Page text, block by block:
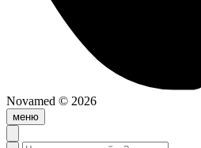
Novamed © 2026
меню